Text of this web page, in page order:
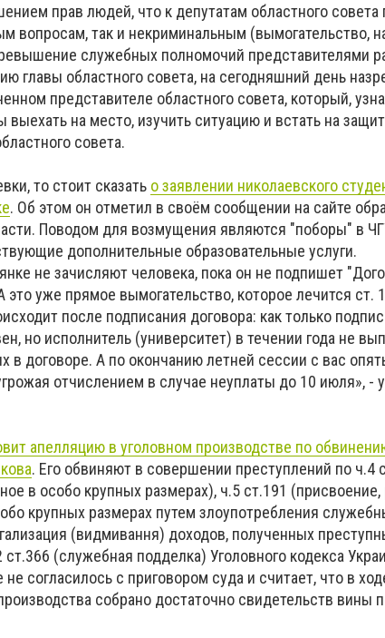
прав людей, что к депутатам областного совета
вопросам, так и некриминальным (вымогательство,
служебных полномочий представителями
главы областного совета, на сегодняшний день
представителе областного совета, который,
на место, изучить ситуацию и встать на
совета.
то стоит сказать о заявлении николаевского
. Об этом он отметил в своём сообщении на сайте
Поводом для возмущения являются "поборы" в
дополнительные образовательные услуги.
не зачисляют человека, пока он не подпишет
это уже прямое вымогательство, которое лечится ст.
после подписания договора: как только
но исполнитель (университет) в течении года не
в договоре. А по окончанию летней сессии с вас
отчислением в случае неуплаты до 10 июля», -
апелляцию в уголовном производстве по
. Его обвиняют в совершении преступлений по ч.4
в особо крупных размерах), ч.5 ст.191 (присвоение,
крупных размерах путем злоупотребления
(видмивання) доходов, полученных
(служебная подделка) Уголовного кодекса
согласилось с приговором суда и считает, что в
собрано достаточно свидетельств вины